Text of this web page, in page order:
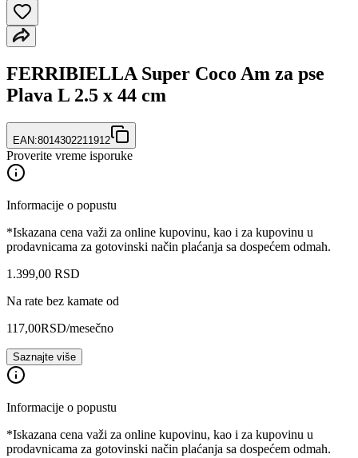
FERRIBIELLA Super Coco Am za pse
Plava L 2.5 x 44 cm
EAN:8014302211912
Proverite vreme isporuke
Informacije o popustu
*Iskazana cena važi za online kupovinu, kao i za kupovinu u
prodavnicama za gotovinski način plaćanja sa dospećem odmah.
1.399,00 RSD
Na rate bez kamate od
117,00RSD/mesečno
Saznajte više
Informacije o popustu
*Iskazana cena važi za online kupovinu, kao i za kupovinu u
prodavnicama za gotovinski način plaćanja sa dospećem odmah.